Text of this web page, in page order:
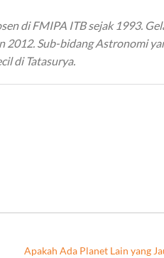
di FMIPA ITB sejak 1993.
2012. Sub-bidang Astronomi
di Tatasurya.
Apakah Ada Planet Lain yang